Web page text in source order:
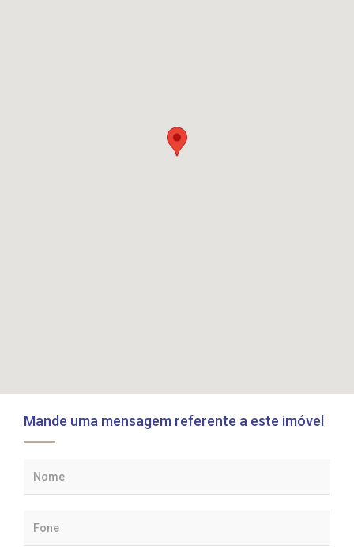
Mande uma mensagem referente a este imóvel